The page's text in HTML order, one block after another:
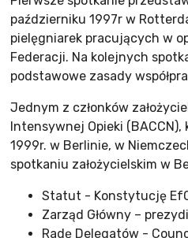
październiku 1997r w
pielęgniarek pracujących w
Federacji. Na kolejnych
podstawowe zasady
Jednym z członków
Intensywnej Opieki
1999r. w Berlinie, w
spotkaniu założycielskim w
Statut - Konstytucję
Zarząd Główny –
Radę Delegatów -